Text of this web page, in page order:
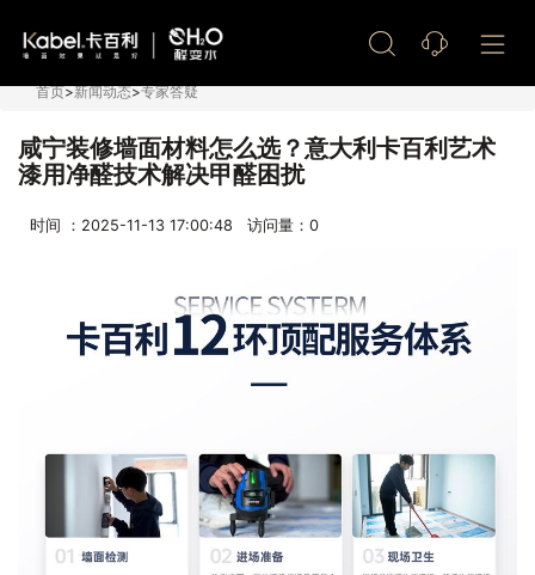
首页>新闻动态>专家答疑
咸宁装修墙面材料怎么选？意大利卡百利艺术
漆用净醛技术解决甲醛困扰
时间 ：2025-11-13 17:00:48 访问量： 0